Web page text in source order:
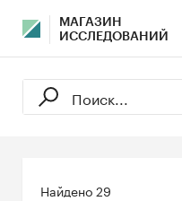
МАГАЗИН
ИССЛЕДОВАНИЙ
Найдено29